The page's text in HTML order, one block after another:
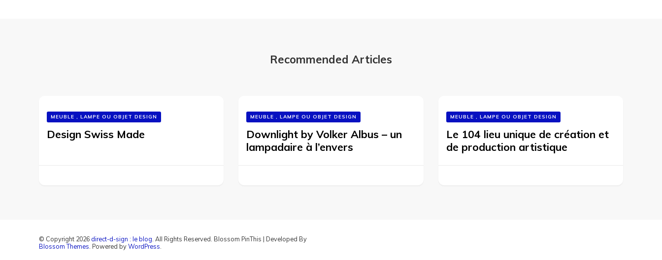
Recommended Articles
MEUBLE , LAMPE OU OBJET DESIGN
Design Swiss Made
MEUBLE , LAMPE OU OBJET DESIGN
Downlight by Volker Albus – un
lampadaire à l’envers
MEUBLE , LAMPE OU OBJET DESIGN
Le 104 lieu unique de création et
de production artistique
© Copyright 2026 direct-d-sign : le blog . All Rights Reserved. Blossom PinThis | Developed By
Blossom Themes . Powered byWordPress